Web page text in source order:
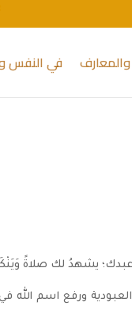
في النفس
يشهدُ لك صلاةً
ورفع اسم الله في